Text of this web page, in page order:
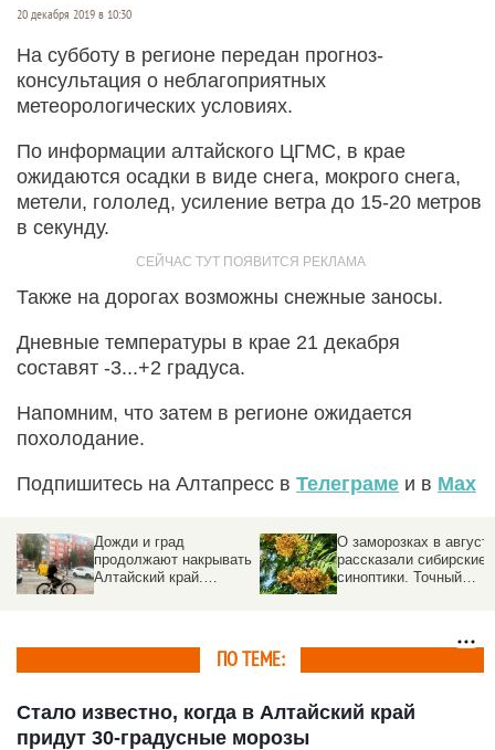
20 декабря 2019 в 10:30
На субботу в регионе передан прогноз-
консультация о неблагоприятных
метеорологических условиях.
По информации алтайского ЦГМС, в крае
ожидаются осадки в виде снега, мокрого снега,
метели, гололед, усиление ветра до 15-20 метров
в секунду.
Также на дорогах возможны снежные заносы.
Дневные температуры в крае 21 декабря
составят -3...+2 градуса.
Напомним, что затем в регионе ожидается
похолодание.
Подпишитесь на Алтапресс в Телеграме и в Max
Дожди и град
продолжают накрывать
Алтайский край.
О заморозках в августе
рассказали сибирские
синоптики. Точный
ПО ТЕМЕ:
Стало известно, когда в Алтайский край
придут 30-градусные морозы